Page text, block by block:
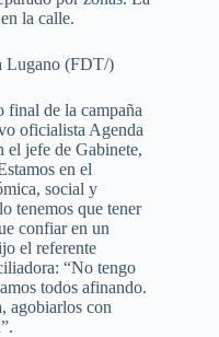
la calle.
Lugano (FDT/)
final de la campaña
oficialista Agenda
el jefe de Gabinete,
en el
social y
tenemos que tener
confiar en un
el referente
“No tengo
todos afinando.
agobiarlos con